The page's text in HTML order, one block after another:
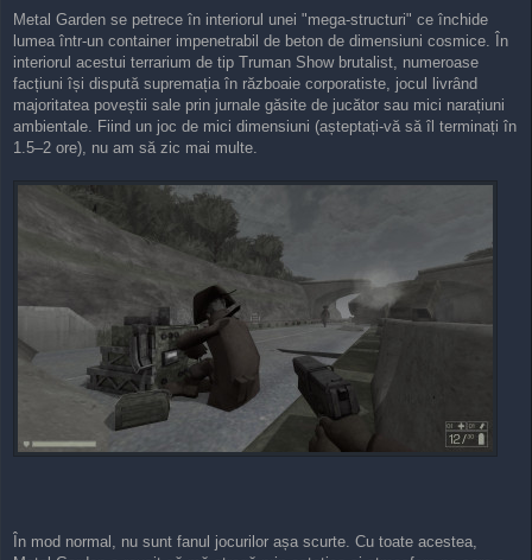
Metal Garden se petrece în interiorul unei "mega-structuri" ce închide
lumea într-un container impenetrabil de beton de dimensiuni cosmice. În
interiorul acestui terrarium de tip Truman Show brutalist, numeroase
facțiuni își dispută supremația în războaie corporatiste, jocul livrând
majoritatea poveștii sale prin jurnale găsite de jucător sau mici narațiuni
ambientale. Fiind un joc de mici dimensiuni (așteptați-vă să îl terminați în
1.5–2 ore), nu am să zic mai multe.
În mod normal, nu sunt fanul jocurilor așa scurte. Cu toate acestea,